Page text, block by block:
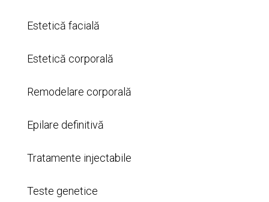
Estetică facială
Estetică corporală
Remodelare corporală
Epilare definitivă
Tratamente injectabile
Teste genetice